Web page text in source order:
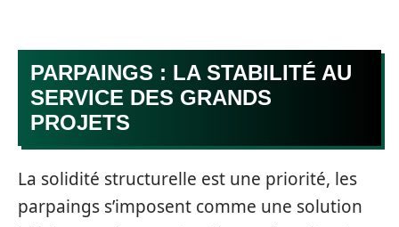
PARPAINGS : LA STABILITÉ AU
SERVICE DES GRANDS
PROJETS
La solidité structurelle est une priorité, les
parpaings s’imposent comme une solution